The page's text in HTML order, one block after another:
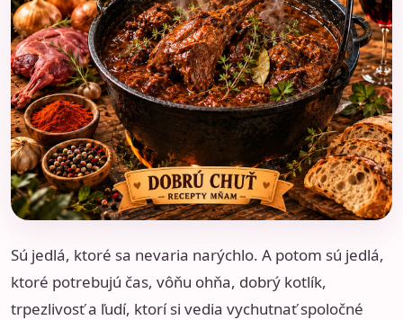
Sú jedlá, ktoré sa nevaria narýchlo. A potom sú jedlá,
ktoré potrebujú čas, vôňu ohňa, dobrý kotlík,
trpezlivosť a ľudí, ktorí si vedia vychutnať spoločné